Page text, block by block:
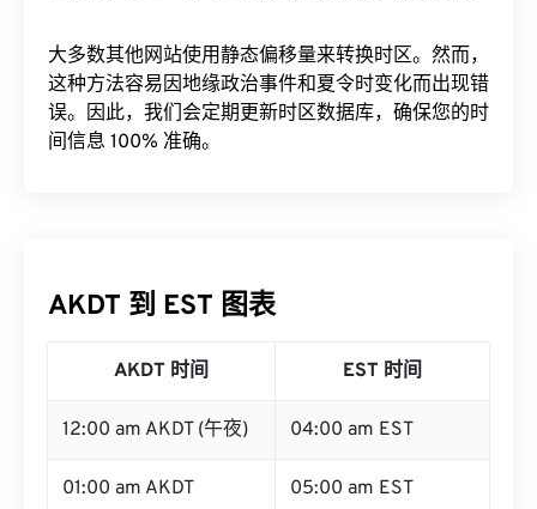
大多数其他网站使用静态偏移量来转换时区。然而，
这种方法容易因地缘政治事件和夏令时变化而出现错
误。因此，我们会定期更新时区数据库，确保您的时
间信息 100% 准确。
AKDT 到 EST 图表
AKDT 时间 EST 时间
12:00 am AKDT (午夜) 04:00 am EST
01:00 am AKDT 05:00 am EST